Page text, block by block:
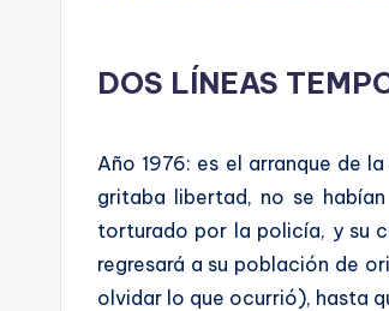
DOS LÍNEAS
Año 1976: es el arranque de
gritaba libertad, no se
torturado por la policía, y su
regresará a su población de
olvidar lo que ocurrió), hasta